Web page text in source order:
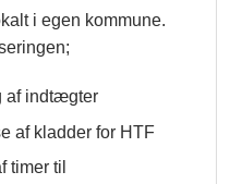
i egen kommune.
af indtægter
af kladder for HTF
timer til